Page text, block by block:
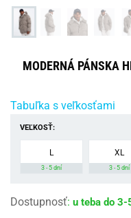
MODERNÁ PÁNSKA
Tabuľka s veľkosťami
VEĽKOSŤ:
L
3 - 5 dní
XL
3 - 5 dní
Dostupnosť: u teba do